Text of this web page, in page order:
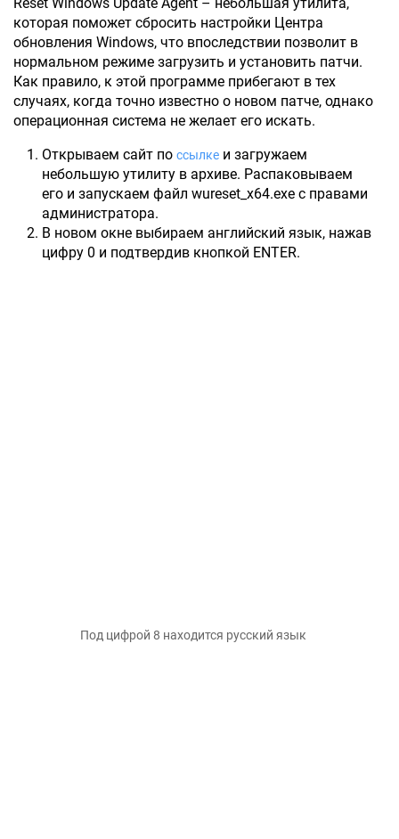
которая поможет сбросить настройки Центра
обновления Windows, что впоследствии позволит в
нормальном режиме загрузить и установить патчи.
Как правило, к этой программе прибегают в тех
случаях, когда точно известно о новом патче, однако
операционная система не желает его искать.
Открываем сайт по ссылке и загружаем
небольшую утилиту в архиве. Распаковываем
его и запускаем файл wureset_x64.exe с правами
администратора.
В новом окне выбираем английский язык, нажав
цифру 0 и подтвердив кнопкой ENTER.
Под цифрой 8 находится русский язык